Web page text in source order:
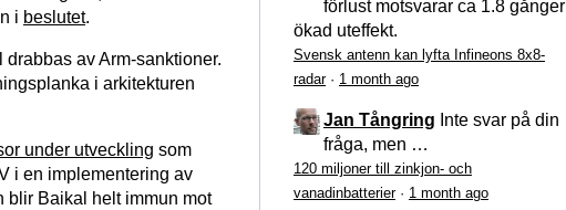
i beslutet.
av Arm-sanktioner.
i arkitekturen
under utveckling som
i en implementering av
blir Baikal helt immun mot
förlust motsvarar ca 1.8 gånger
ökad uteffekt.
Svensk antenn kan lyfta Infineons 8x8-
radar· 1 month ago
Jan Tångring Inte svar på din
fråga, men …
120 miljoner till zinkjon- och
vanadinbatterier· 1 month ago